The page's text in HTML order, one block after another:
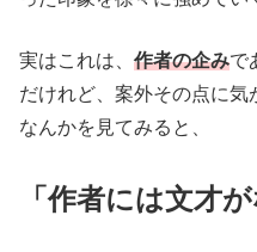
実はこれは、 作者の企みで
だけれど、案外その点に気
なんかを見てみると、
「作者には文才が